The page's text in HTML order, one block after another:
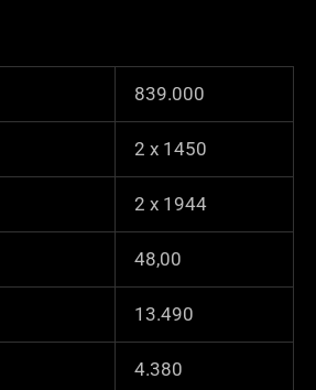
839.000
2 x 1450
2 x 1944
48,00
13.490
4.380